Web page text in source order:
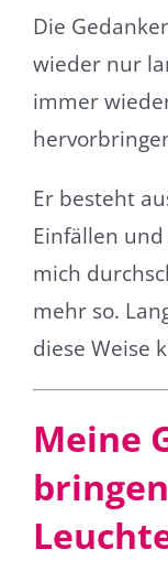
Die
wieder nur
immer
Er besteht
Einfällen
mich
mehr so.
diese Weise
Meine